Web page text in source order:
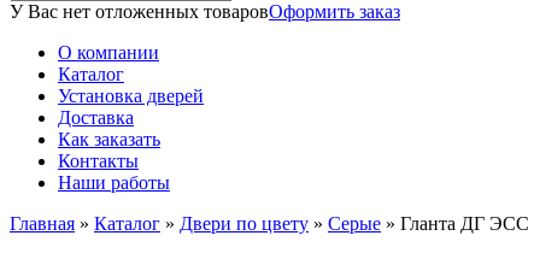
У Вас нет отложенных товаровОформить заказ
О компании
Каталог
Установка дверей
Доставка
Как заказать
Контакты
Наши работы
Главная » Каталог » Двери по цвету » Серые » Гланта ДГ ЭСС